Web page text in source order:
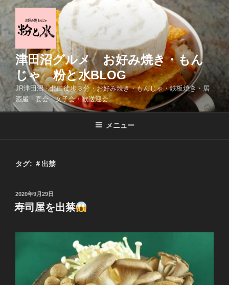
コ
テ
ン
ツ
ス
キ
ッ
津田沼グルメ お好み焼き・もん
じゃ 粉と水BLOG
JR津田沼・北口徒歩３分・お好み焼き・もんじゃ・鉄板焼き・居
酒屋・宴会・女子会・歓送迎会
メニュー
タグ: ＃出禁
投
稿
日:
2020年9月29日
寿司屋を出禁